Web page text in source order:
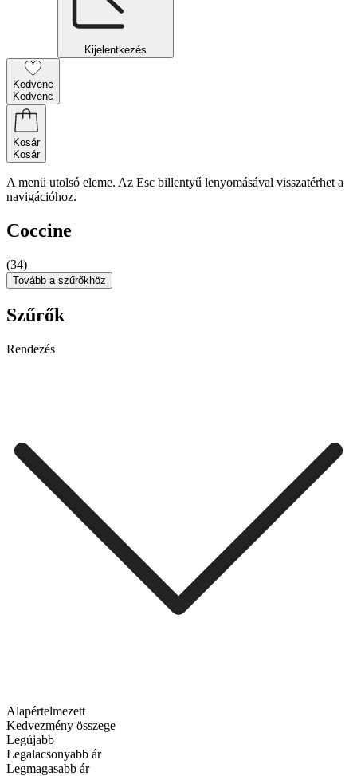
Kijelentkezés
Kedvenc
Kedvenc
Kosár
Kosár
A menü utolsó eleme. Az Esc billentyű lenyomásával visszatérhet a
navigációhoz.
Coccine
(34)
Tovább a szűrőkhöz
Szűrők
Rendezés
Alapértelmezett
Kedvezmény összege
Legújabb
Legalacsonyabb ár
Legmagasabb ár